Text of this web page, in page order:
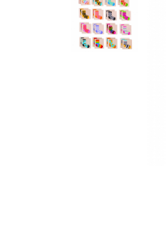
Cuburi de construit
Jocuri creative